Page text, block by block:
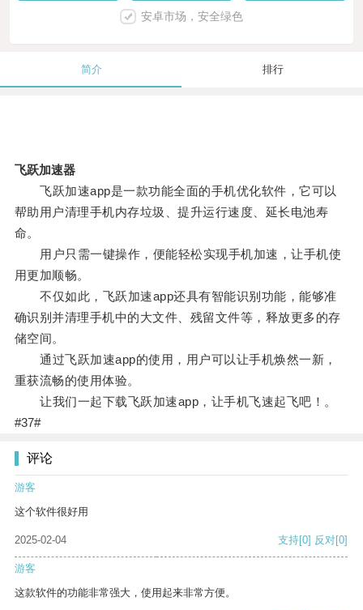
安卓市场，安全绿色
简介 排行
飞跃加速器
飞跃加速app是一款功能全面的手机优化软件，它可以
帮助用户清理手机内存垃圾、提升运行速度、延长电池寿
命。
用户只需一键操作，便能轻松实现手机加速，让手机使
用更加顺畅。
不仅如此，飞跃加速app还具有智能识别功能，能够准
确识别并清理手机中的大文件、残留文件等，释放更多的存
储空间。
通过飞跃加速app的使用，用户可以让手机焕然一新，
重获流畅的使用体验。
让我们一起下载飞跃加速app，让手机飞速起飞吧！。
#37#
评论
游客
这个软件很好用
2025-02-04 支持[0] 反对[0]
游客
这款软件的功能非常强大，使用起来非常方便。